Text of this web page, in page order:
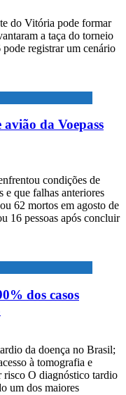
do Vitória pode formar
a taça do torneio
registrar um cenário
da Voepass
condições de
e que falhas anteriores
62 mortos em agosto de
16 pessoas após concluir
dos casos
da doença no Brasil;
à tomografia e
risco O diagnóstico tardio
um dos maiores